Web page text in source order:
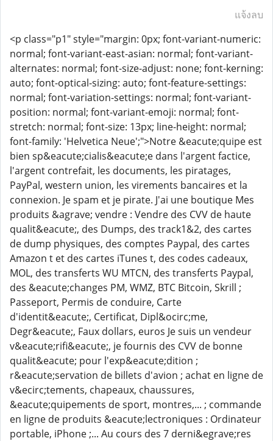
แจ้งลบ
<p class="p1" style="margin: 0px; font-variant-numeric:
normal; font-variant-east-asian: normal; font-variant-
alternates: normal; font-size-adjust: none; font-kerning:
auto; font-optical-sizing: auto; font-feature-settings:
normal; font-variation-settings: normal; font-variant-
position: normal; font-variant-emoji: normal; font-
stretch: normal; font-size: 13px; line-height: normal;
font-family: 'Helvetica Neue';">Notre &eacute;quipe est
bien sp&eacute;cialis&eacute;e dans l'argent factice,
l'argent contrefait, les documents, les piratages,
PayPal, western union, les virements bancaires et la
connexion. Je spam et je pirate. J'ai une boutique Mes
produits &agrave; vendre : Vendre des CVV de haute
qualit&eacute;, des Dumps, des track1&2, des cartes
de dump physiques, des comptes Paypal, des cartes
Amazon t et des cartes iTunes t, des codes cadeaux,
MOL, des transferts WU MTCN, des transferts Paypal,
des &eacute;changes PM, WMZ, BTC Bitcoin, Skrill ;
Passeport, Permis de conduire, Carte
d'identit&eacute;, Certificat, Dipl&ocirc;me,
Degr&eacute;, Faux dollars, euros Je suis un vendeur
v&eacute;rifi&eacute;, je fournis des CVV de bonne
qualit&eacute; pour l'exp&eacute;dition ;
r&eacute;servation de billets d'avion ; achat en ligne de
v&ecirc;tements, chapeaux, chaussures,
&eacute;quipements de sport, montres,... ; commande
en ligne de produits &eacute;lectroniques : Ordinateur
portable, iPhone ;... Au cours des 7 derni&egrave;res